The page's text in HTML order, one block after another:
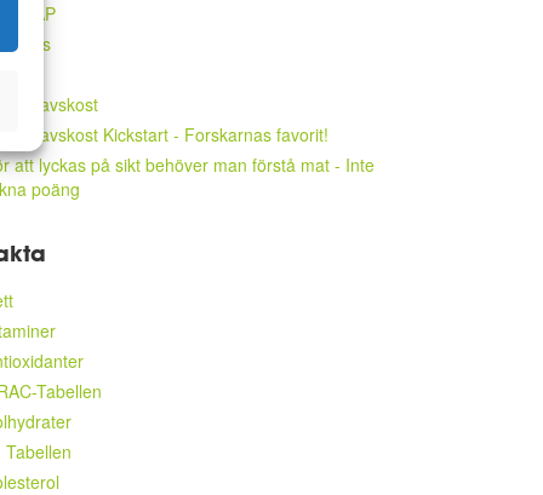
Kickstart - Forskarnas favorit!
att lyckas på sikt behöver man förstå mat - Inte
poäng
Tabellen
Tabellen